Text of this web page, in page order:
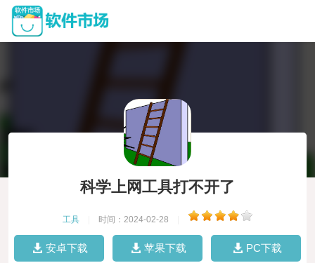
科学上网工具打不开了
工具 时间：2024-02-28
安卓下载 苹果下载 PC下载